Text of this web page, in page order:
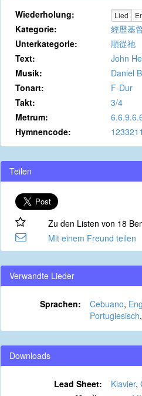
Wiederholung: Lied
Kategorie:
經歷基
Unterkategorie:
順從祂
Text:
John
Musik:
Daniel
Tonart:
F-Dur
Takt:
3/4
Metrum:
Hymnencode:
Teilen
Zu den Listen von 18
Mit einem Freund teilen
Verwandte Lieder
Sprachen: Cebuano,
Portugiesisch,
Downloads
Lead Sheet: Klavier,